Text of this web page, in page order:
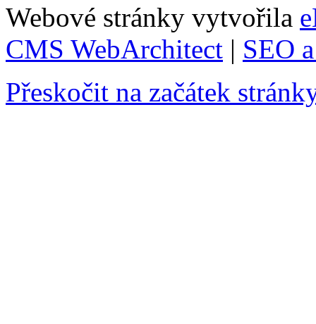
Webové stránky vytvořila
CMS WebArchitect | SEO
Přeskočit na začátek